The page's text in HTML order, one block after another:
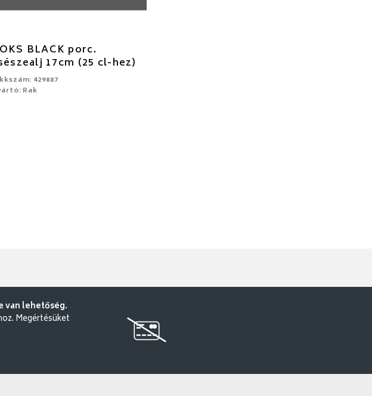
BLACK porc.
17cm (25 cl-hez)
429887
Rak
van lehetőség.
Megértésüket